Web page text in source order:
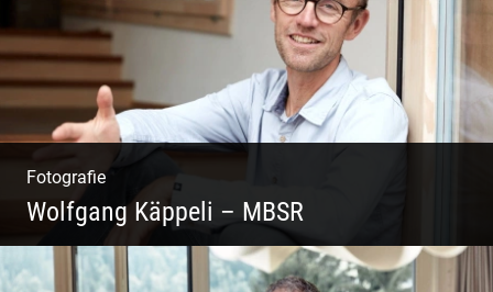
Fotografie
Wolfgang Käppeli – MBSR
Shooting: Achtsamkeitstrainer